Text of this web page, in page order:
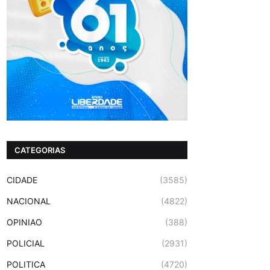
CATEGORIAS
CIDADE (3585)
NACIONAL (4822)
OPINIAO (388)
POLICIAL (2931)
POLITICA (4720)